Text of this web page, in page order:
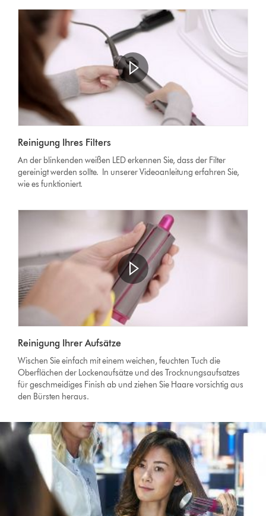
Reinigung Ihres Filters
An der blinkenden weißen LED erkennen Sie, dass der Filter
gereinigt werden sollte. In unserer Videoanleitung erfahren Sie,
wie es funktioniert.
Reinigung Ihrer Aufsätze
Wischen Sie einfach mit einem weichen, feuchten Tuch die
Oberflächen der Lockenaufsätze und des Trocknungsaufsatzes
für geschmeidiges Finish ab und ziehen Sie Haare vorsichtig aus
den Bürsten heraus.